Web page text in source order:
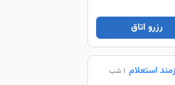
رزرو اتاق
استعلام 1 شب